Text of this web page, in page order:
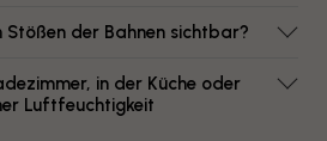
Stößen der Bahnen sichtbar?
in der Küche oder
Luftfeuchtigkeit